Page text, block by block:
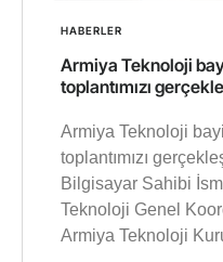
HABERLER
Armiya Teknoloji
toplantımızı
Armiya Teknoloji
toplantımızı
Bilgisayar Sahibi
Teknoloji Genel
Armiya Teknoloji